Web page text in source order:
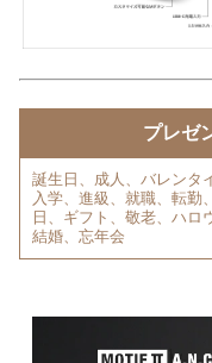
プレゼ
誕生日、成人、バレンタ
入学、進級、就職、転勤
日、ギフト、敬老、ハロ
結婚、忘年会